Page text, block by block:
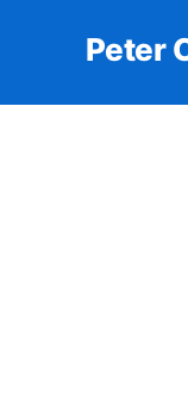
Peter